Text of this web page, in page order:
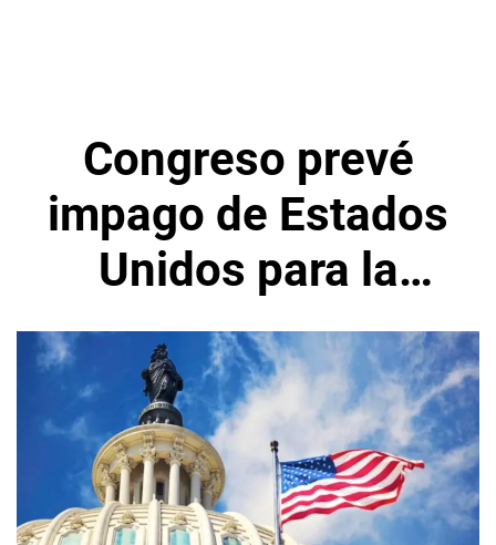
Congreso prevé
impago de Estados
Unidos para la
primera quincena
de junio